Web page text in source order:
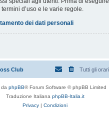
d’uso e le varie regole.
dei dati personali
Club Tutti gli
da phpBB® Forum Software © phpBB Limited
Traduzione Italiana phpBB-Italia.it
Privacy | Condizioni